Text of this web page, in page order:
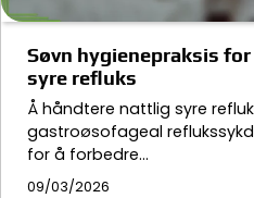
Søvn hygienepraksis
syre refluks
Å håndtere nattlig syre
gastroøsofageal
for å forbedre…
09/03/2026